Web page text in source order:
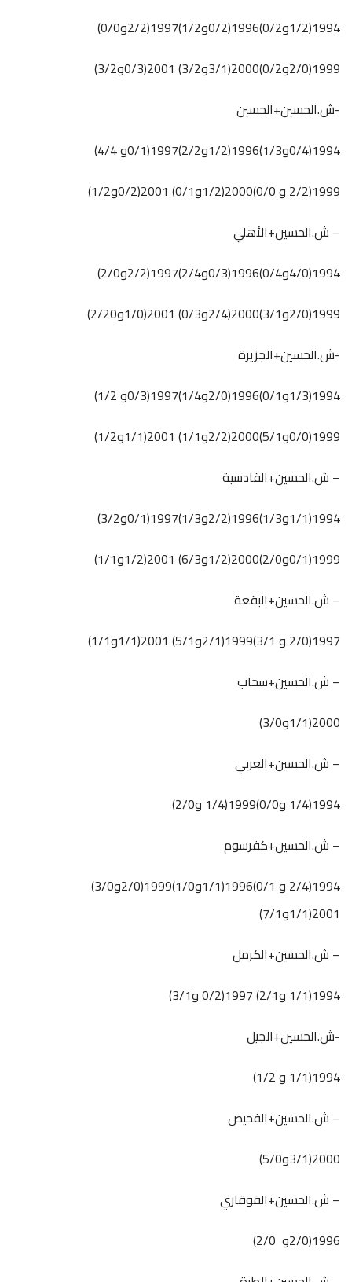
1994(1/2و0/2)1996(0/2و1/2)1997(2/2و0/0)
1999(2/0و0/2)2000(3/1و3/2) 2001(0/3و3/2)
-ش.الحسين+الحسين
1994(0/4و1/3)1996(1/2و2/2)1997(0/1و 4/4)
1999(2/2 و 0/0)2000(1/2و0/1) 2001(0/2و1/2)
– ش.الحسين+الأهلي
1994(4/0و0/4)1996(0/3و2/4)1997(2/2و2/0)
1999(2/0و3/1)2000(2/4و0/3) 2001(1/0و2/20)
-ش.الحسين+الجزيرة
1994(1/3و0/1)1996(2/0و1/4)1997(0/3و 1/2)
1999(0/0و5/1)2000(2/2و1/1) 2001(1/1و1/2)
– ش.الحسين+القادسية
1994(1/1و1/3)1996(2/2و1/3)1997(0/1و3/2)
1999(0/1و2/0)2000(1/2و6/3) 2001(1/2و1/1)
– ش.الحسين+البقعة
1997(2/0 و 3/1)1999(2/1و5/1) 2001(1/1و1/1)
– ش.الحسين+سحاب
2000(1/1و3/0)
– ش.الحسين+العربي
1994(1/4 و0/0)1999(1/4 و2/0)
– ش.الحسين+كفرسوم
1994(2/4 و 0/1)1996(1/1و1/0)1999(2/0و3/0)
2001(1/1و7/1)
– ش.الحسين+الكرمل
1994(1/1 و2/1) 1997(0/2 و3/1)
-ش.الحسين+الجيل
1994(1/1 و 1/2)
– ش.الحسين+الفحيص
2000(3/1و5/0)
– ش.الحسين+القوقازي
1996(2/0و 2/0)